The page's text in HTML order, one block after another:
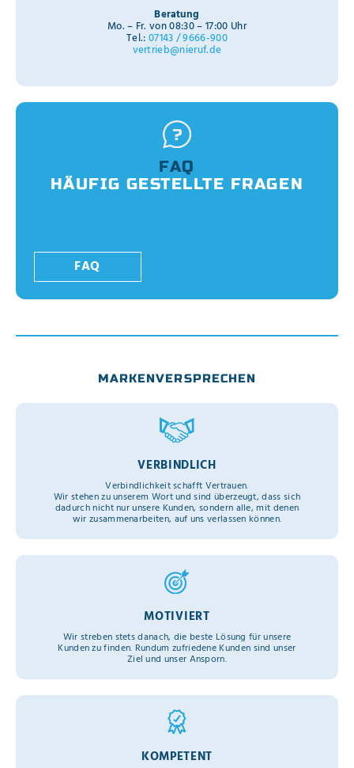
Beratung
Mo. – Fr. von 08:30 – 17:00 Uhr
Tel.:07143 / 9666-900
vertrieb@nieruf.de
FAQ
HÄUFIG GESTELLTE FRAGEN
FAQ
MARKENVERSPRECHEN
VERBINDLICH
Verbindlichkeit schafft Vertrauen.
Wir stehen zu unserem Wort und sind überzeugt, dass sich
dadurch nicht nur unsere Kunden, sondern alle, mit denen
wir zusammenarbeiten, auf uns verlassen können.
MOTIVIERT
Wir streben stets danach, die beste Lösung für unsere
Kunden zu finden. Rundum zufriedene Kunden sind unser
Ziel und unser Ansporn.
KOMPETENT